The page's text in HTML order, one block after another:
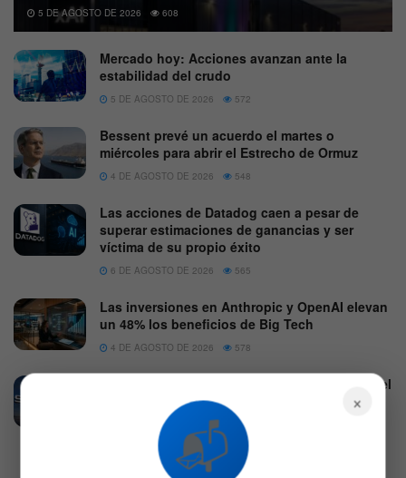
5 DE AGOSTO DE 2026 608
Mercado hoy: Acciones avanzan ante la
estabilidad del crudo
5 DE AGOSTO DE 2026 572
Bessent prevé un acuerdo el martes o
miércoles para abrir el Estrecho de Ormuz
4 DE AGOSTO DE 2026 548
Las acciones de Datadog caen a pesar de
superar estimaciones de ganancias y ser
víctima de su propio éxito
6 DE AGOSTO DE 2026 565
Las inversiones en Anthropic y OpenAI elevan
un 48% los beneficios de Big Tech
4 DE AGOSTO DE 2026 578
SpaceX podría sufrir más presión al liberarse el
primer lote de acciones desde su debut
6 DE AGOSTO DE 2026 654
×
📬